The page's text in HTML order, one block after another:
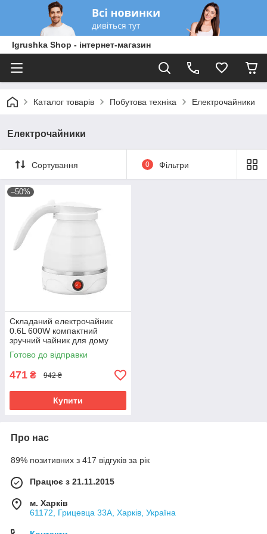
Igrushka Shop - інтернет-магазин
Каталог товарів Побутова техніка Електрочайники
Електрочайники
Сортування 0 Фільтри
–50%
Складаний електрочайник
0.6L 600W компактний
зручний чайник для дому
подорожей туристичний
електричний чайник
Готово до відправки
471 ₴ 942 ₴
Купити
Про нас
89% позитивних з 417 відгуків за рік
Працює з 21.11.2015
м. Харків
61172, Грицевца 33А, Харків, Україна